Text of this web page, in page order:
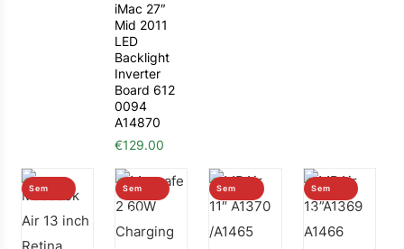
iMac 27″
Mid 2011
LED
Backlight
Inverter
Board 612
0094
A14870
€129.00
Sem Sem
stock
Sem
stock
Sem
stock